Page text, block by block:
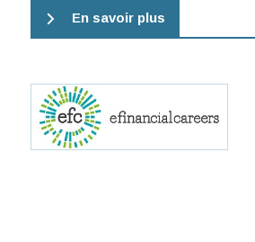
En savoir plus